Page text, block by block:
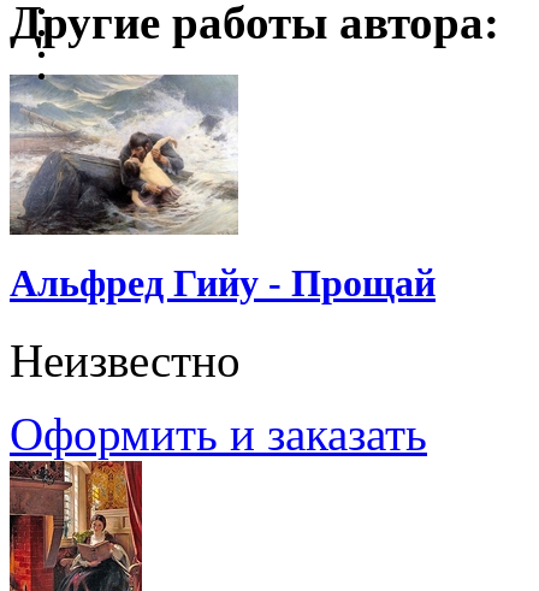
Другие работы автора:
Альфред Гийу - Прощай
Неизвестно
Оформить и заказать